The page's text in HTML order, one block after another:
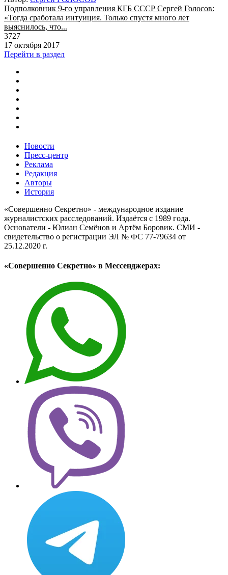
Подполковник 9-го управления КГБ СССР Сергей Голосов:
«Тогда сработала интуиция. Только спустя много лет
выяснилось, что...
3727
17 октября 2017
Перейти в раздел
Новости
Пресс-центр
Реклама
Редакция
Авторы
История
«Совершенно Секретно» - международное издание
журналистских расследований. Издаётся с 1989 года.
Основатели - Юлиан Семёнов и Артём Боровик. CМИ -
свидетельство о регистрации ЭЛ № ФС 77-79634 от
25.12.2020 г.
«Совершенно Секретно» в Мессенджерах: